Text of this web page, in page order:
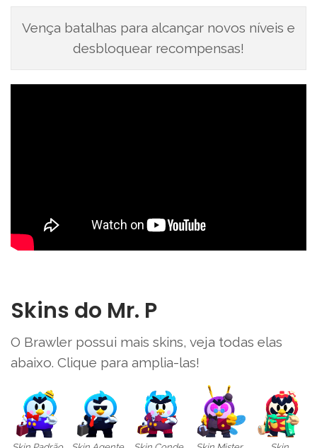
Vença batalhas para alcançar novos níveis e
desbloquear recompensas!
Skins do Mr. P
O Brawler possui mais skins, veja todas elas
abaixo. Clique para amplia-las!